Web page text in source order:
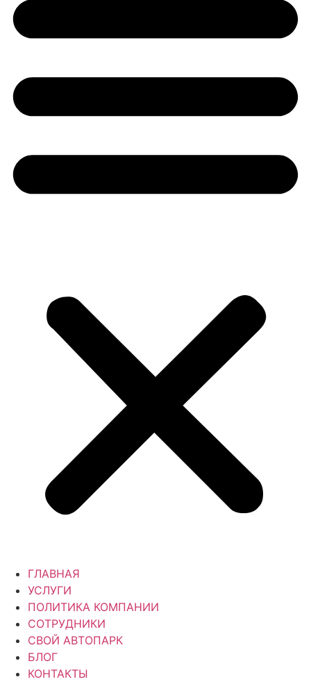
ГЛАВНАЯ
УСЛУГИ
ПОЛИТИКА КОМПАНИИ
СОТРУДНИКИ
СВОЙ АВТОПАРК
БЛОГ
КОНТАКТЫ